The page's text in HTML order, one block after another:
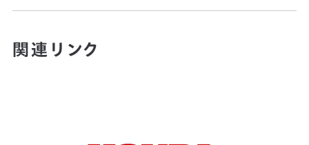
関連リンク